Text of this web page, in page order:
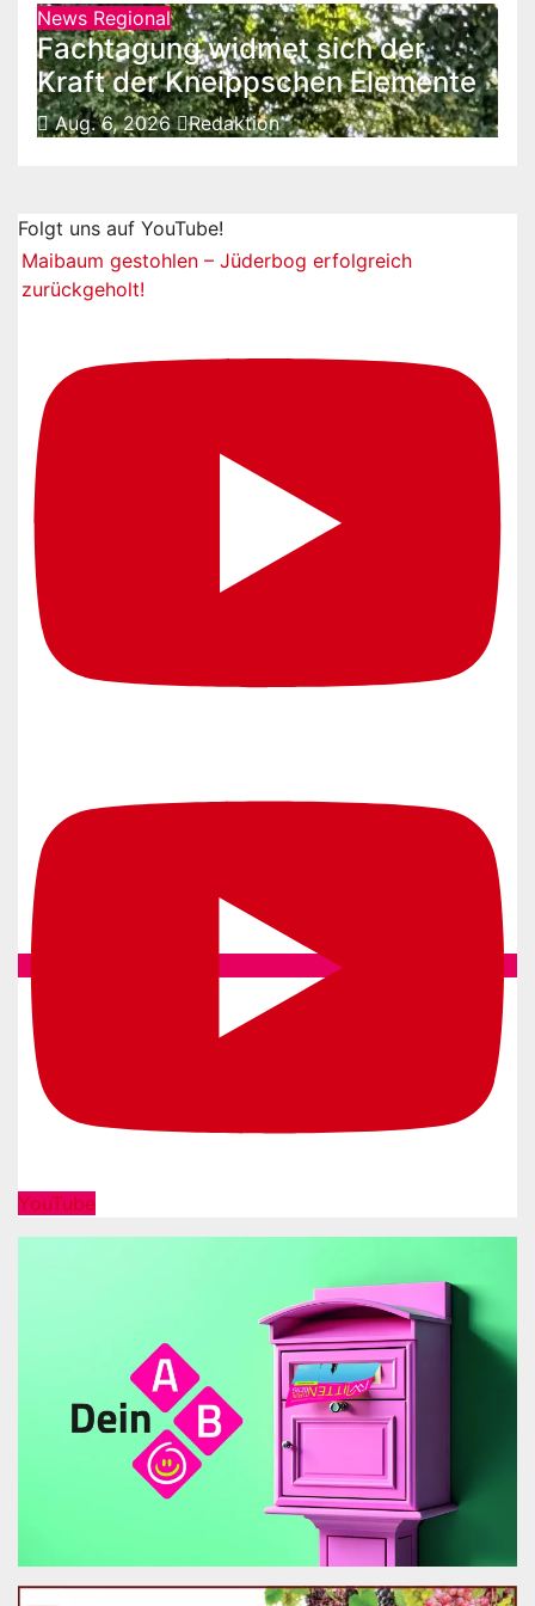
News Regional
Fachtagung widmet sich der
Kraft der Kneippschen Elemente
Aug. 6, 2026 Redaktion
Folgt uns auf YouTube!
Maibaum gestohlen – Jüderbog erfolgreich
zurückgeholt!
YouTube